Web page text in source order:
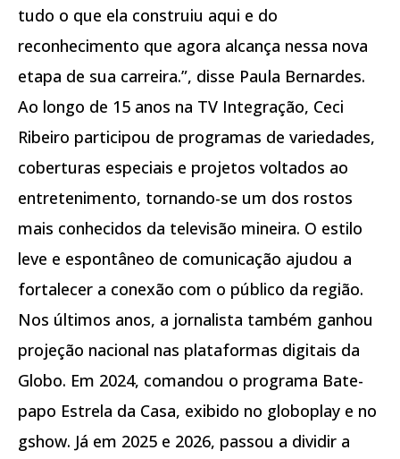
tudo o que ela construiu aqui e do
reconhecimento que agora alcança nessa nova
etapa de sua carreira.”, disse Paula Bernardes.
Ao longo de 15 anos na TV Integração, Ceci
Ribeiro participou de programas de variedades,
coberturas especiais e projetos voltados ao
entretenimento, tornando-se um dos rostos
mais conhecidos da televisão mineira. O estilo
leve e espontâneo de comunicação ajudou a
fortalecer a conexão com o público da região.
Nos últimos anos, a jornalista também ganhou
projeção nacional nas plataformas digitais da
Globo. Em 2024, comandou o programa Bate-
papo Estrela da Casa, exibido no globoplay e no
gshow. Já em 2025 e 2026, passou a dividir a